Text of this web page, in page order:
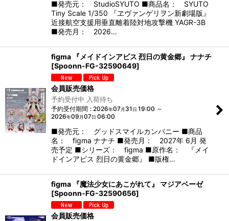
■発売元： StudioSYUTO ■商品名： SYUTO
Tiny Scale 1/350 『ヱヴァンゲリヲン新劇場版』
近接航空支援用垂直離着陸対地攻撃機 YAGR-3B
■発売月： 2026…
figma 『メイドインアビス 烈日の黄金郷』 ナナチ
[Spoonn-FG-32590649]
会員販売価格
予約受付中 入荷待ち
予約受付期間 : 2026年07月 31日 19:00 ～
2026年09 月07日 06:00
■発売元： グッドスマイルカンパニー ■商品
名： figma ナナチ ■発売月： 2027年 6月 発
売予定 ■シリーズ： figma ■原作名： 『メイ
ドインアビス 烈日の黄金郷』 ■版権…
figma 『魔法少女にあこがれて』 マジアベーゼ
[Spoonn-FG-32590656]
会員販売価格